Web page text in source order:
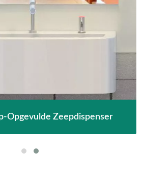
Opgevulde Zeepdispenser